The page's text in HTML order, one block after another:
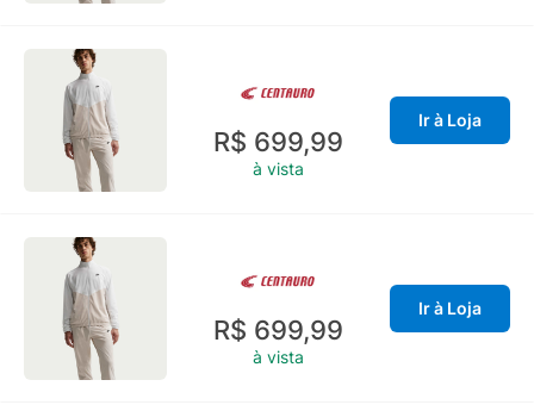
R$ 699,99
à vista
Ir à Loja
R$ 699,99
à vista
Ir à Loja